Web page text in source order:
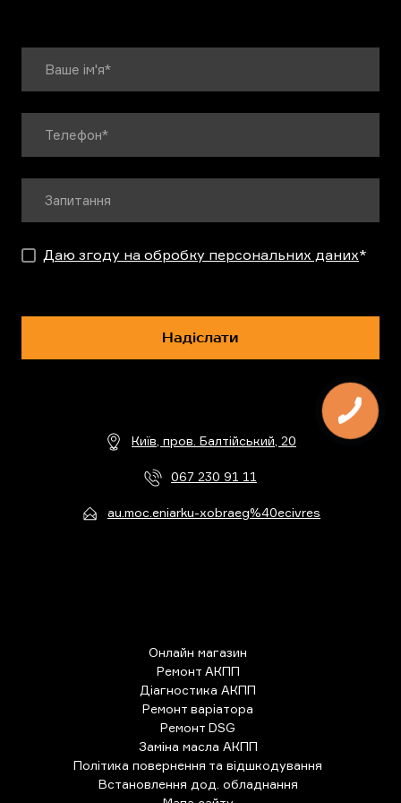
Даю згоду на обробку персональних даних*
Надіслати
Київ, пров. Балтійський, 20
067 230 91 11
au.moc.eniarku-xobraeg%40ecivres
Онлайн магазин
Ремонт АКПП
Діагностика АКПП
Ремонт варіатора
Ремонт DSG
Заміна масла АКПП
Політика повернення та відшкодування
Встановлення дод. обладнання